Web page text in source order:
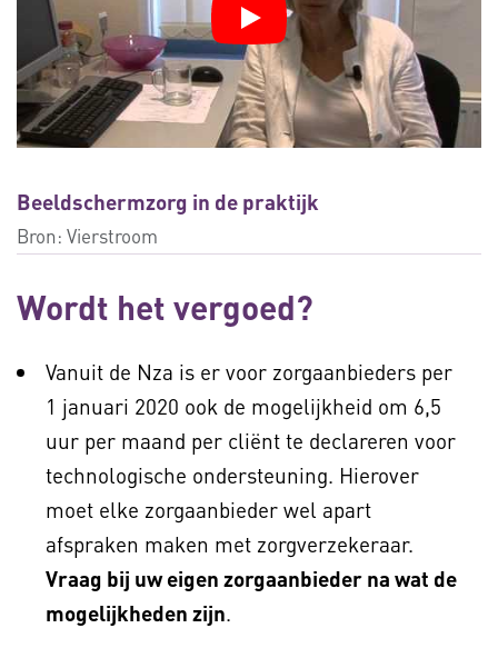
Beeldschermzorg in de praktijk
Bron: Vierstroom
Wordt het vergoed?
Vanuit de Nza is er voor zorgaanbieders per
1 januari 2020 ook de mogelijkheid om 6,5
uur per maand per cliënt te declareren voor
technologische ondersteuning. Hierover
moet elke zorgaanbieder wel apart
afspraken maken met zorgverzekeraar.
Vraag bij uw eigen zorgaanbieder na wat de
mogelijkheden zijn.